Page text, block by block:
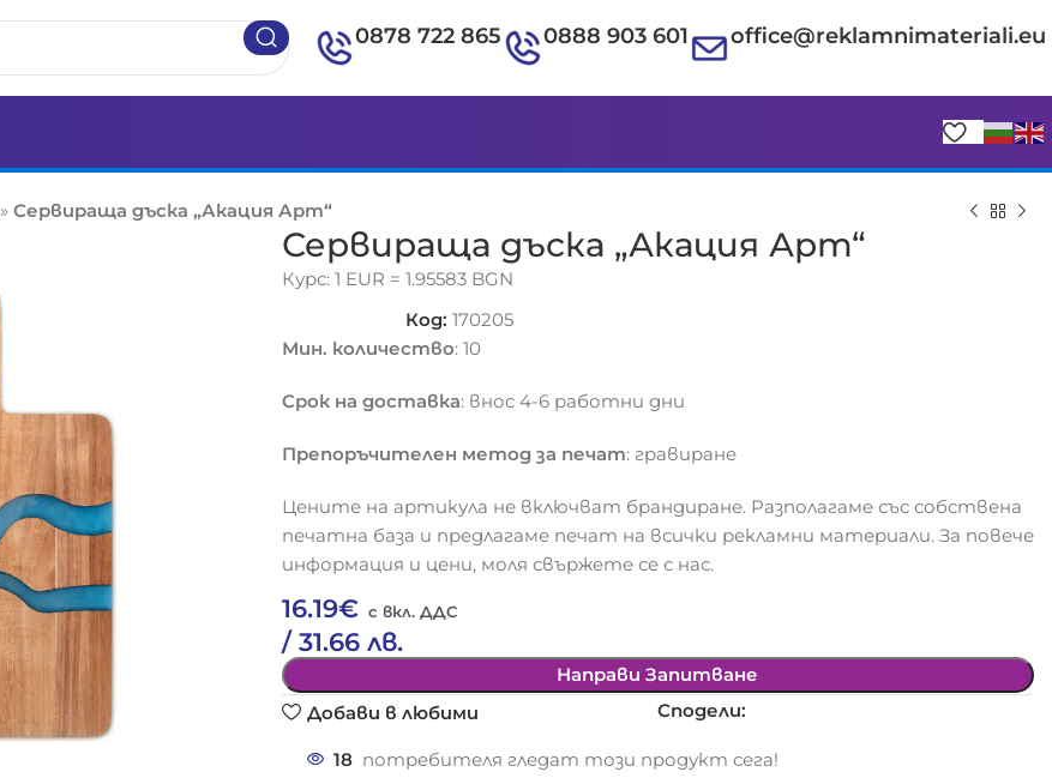
0878 722 865 0888 903 601 office@reklamnimateriali.eu
»Сервираща дъска „Акация Арт“
Сервираща дъска „Акация Арт“
Курс: 1 EUR = 1.95583 BGN
Код: 170205
Мин. количество: 10
Срок на доставка: внос 4-6 работни дни
Препоръчителен метод за печат: гравиране
Цените на артикула не включват брандиране. Разполагаме със собствена
печатна база и предлагаме печат на всички рекламни материали. За повече
информация и цени, моля свържете се с нас.
16.19€
/ 31.66 лв.
Направи Запитване
Добави в любими
Сподели:
18 потребителя гледат този продукт сега!